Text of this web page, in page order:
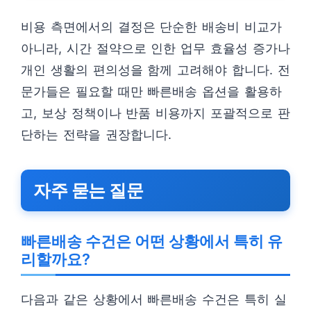
비용 측면에서의 결정은 단순한 배송비 비교가
아니라, 시간 절약으로 인한 업무 효율성 증가나
개인 생활의 편의성을 함께 고려해야 합니다. 전
문가들은 필요할 때만 빠른배송 옵션을 활용하
고, 보상 정책이나 반품 비용까지 포괄적으로 판
단하는 전략을 권장합니다.
자주 묻는 질문
빠른배송 수건은 어떤 상황에서 특히 유
리할까요?
다음과 같은 상황에서 빠른배송 수건은 특히 실